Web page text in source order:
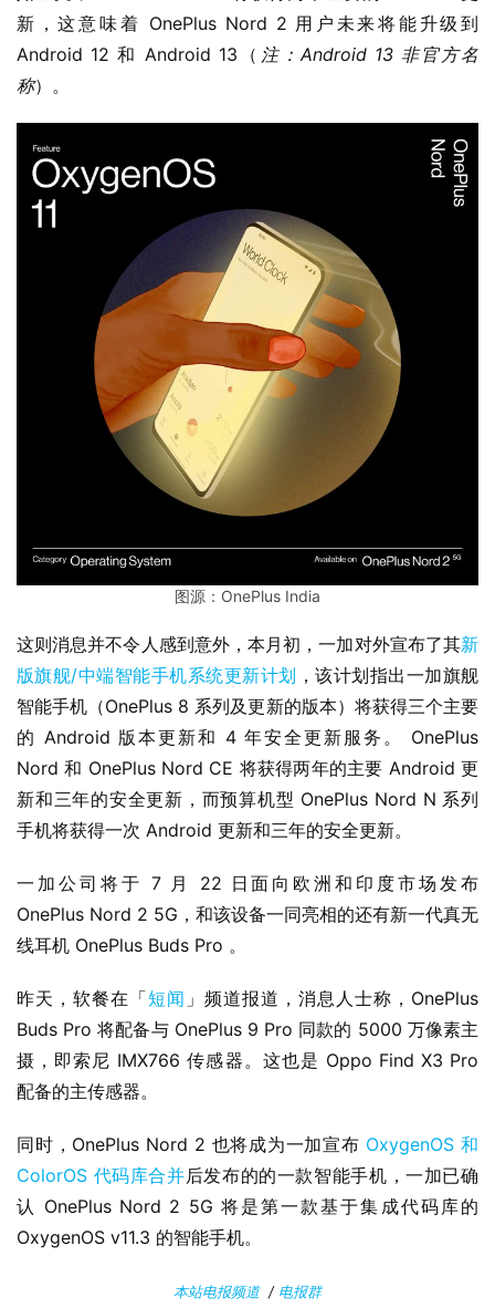
W
i
n
1
0
C
软
件
安
卓
苹
关
于
新，这意味着 OnePlus Nord 2 用户未来将能升级到
Android 12 和 Android 13（ 注：Android 13 非官方名
称）。
图源：OnePlus India
这则消息并不令人感到意外，本月初，一加对外宣布了其新
版旗舰/中端智能手机系统更新计划 ，该计划指出一加旗舰
智能手机（OnePlus 8 系列及更新的版本）将获得三个主要
的 Android 版本更新和 4 年安全更新服务。 OnePlus
Nord 和 OnePlus Nord CE 将获得两年的主要 Android 更
新和三年的安全更新，而预算机型 OnePlus Nord N 系列
手机将获得一次 Android 更新和三年的安全更新。
一加公司将于 7 月 22 日面向欧洲和印度市场发布
OnePlus Nord 2 5G，和该设备一同亮相的还有新一代真无
线耳机 OnePlus Buds Pro 。
昨天，软餐在「短闻 」频道报道，消息人士称，OnePlus
Buds Pro 将配备与 OnePlus 9 Pro 同款的 5000 万像素主
摄，即索尼 IMX766 传感器。这也是 Oppo Find X3 Pro
配备的主传感器。
同时，OnePlus Nord 2 也将成为一加宣布 OxygenOS 和
ColorOS 代码库合并后发布的的一款智能手机，一加已确
认 OnePlus Nord 2 5G 将是第一款基于集成代码库的
OxygenOS v11.3 的智能手机。
本站电报频道/ 电报群